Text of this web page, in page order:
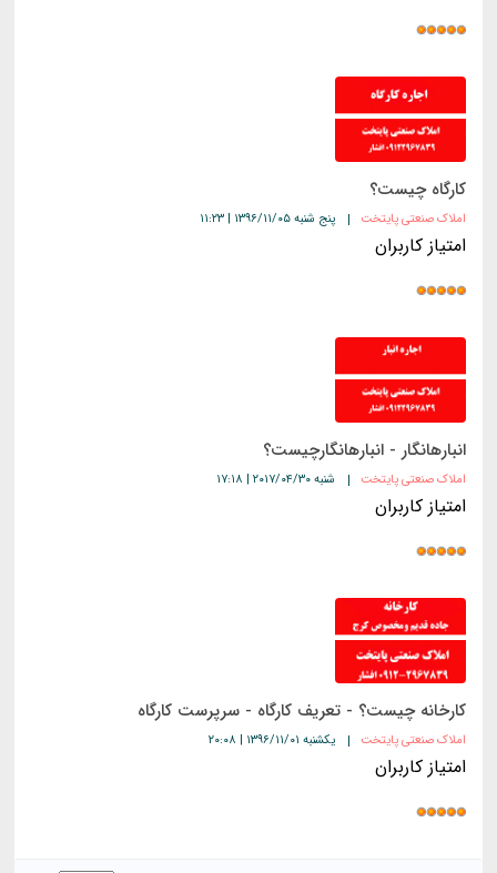
کارگاه چیست؟
املاک صنعتی پایتخت پنج شنبه ۱۳۹۶/۱۱/۰۵ | ۱۱:۲۳
امتیاز کاربران
انبارهانگار - انبارهانگارچیست؟
املاک صنعتی پایتخت شنبه ۲۰۱۷/۰۴/۳۰ | ۱۷:۱۸
امتیاز کاربران
کارخانه چیست؟ - تعریف کارگاه - سرپرست کارگاه
املاک صنعتی پایتخت یکشنبه ۱۳۹۶/۱۱/۰۱ | ۲۰:۰۸
امتیاز کاربران